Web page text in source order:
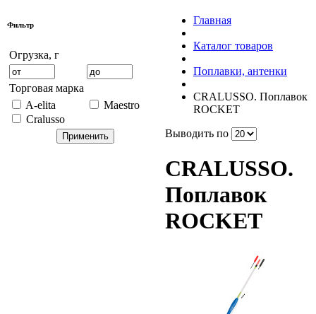
Фильтр
Огрузка, г
Торговая марка
A-elita
Cralusso
Maestro
Главная
Каталог товаров
Поплавки, антенки
CRALUSSO. Поплавок
ROCKET
Выводить по
CRALUSSO.
Поплавок
ROCKET